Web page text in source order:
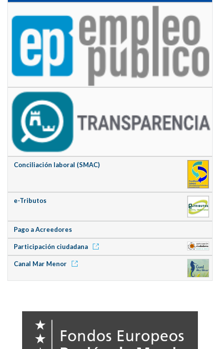
Conciliación laboral (SMAC)
e-Tributos
Pago a Acreedores
Participación ciudadana
Canal Mar Menor